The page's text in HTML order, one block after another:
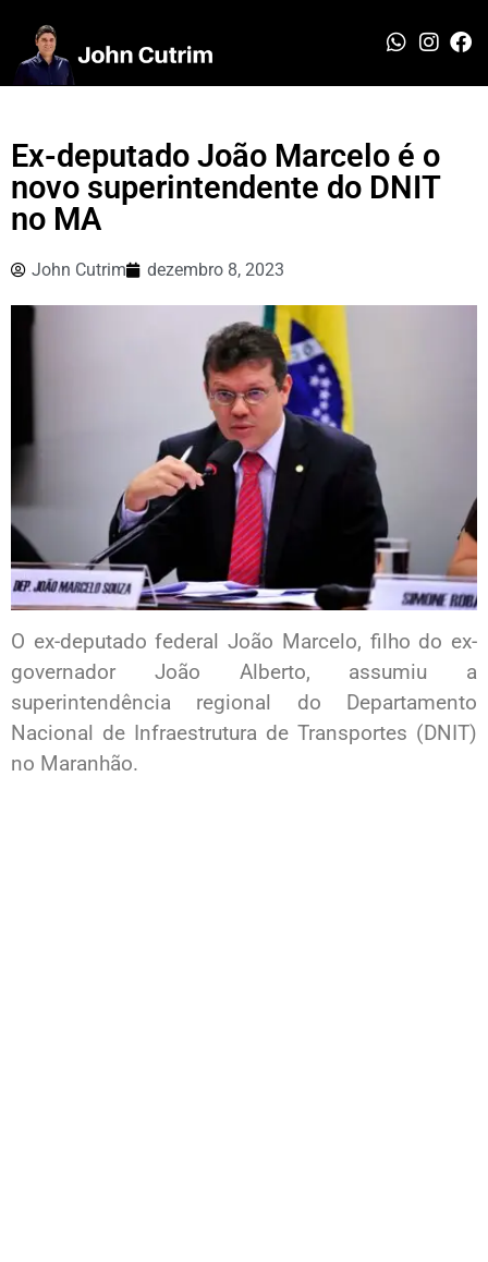
Ex-deputado João Marcelo é o
novo superintendente do DNIT
no MA
John Cutrim dezembro 8, 2023
O ex-deputado federal João Marcelo, filho do ex-
governador João Alberto, assumiu a
superintendência regional do Departamento
Nacional de Infraestrutura de Transportes (DNIT)
no Maranhão.